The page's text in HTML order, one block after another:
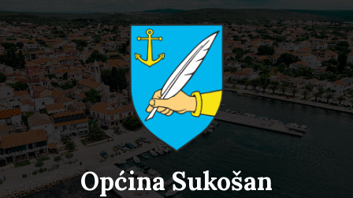
Skip
to
content
Skip
to
main
navigation
Skip
to
footer
Općina Sukošan